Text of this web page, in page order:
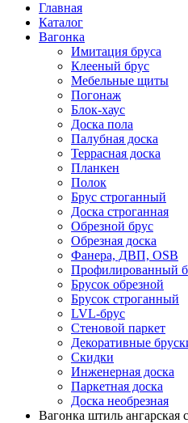
Главная
Каталог
Вагонка
Имитация бруса
Клееный брус
Мебельные щиты
Погонаж
Блок-хаус
Доска пола
Палубная доска
Террасная доска
Планкен
Полок
Брус строганный
Доска строганная
Обрезной брус
Обрезная доска
Фанера, ДВП, OSB
Профилированный
Брусок обрезной
Брусок строганный
LVL-брус
Стеновой паркет
Декоративные
Скидки
Инженерная доска
Паркетная доска
Доска необрезная
Вагонка штиль ангарская